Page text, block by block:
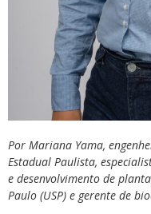
Por Mariana Yama,
Estadual Paulista,
e desenvolvimento de
Paulo (USP) e gerente de